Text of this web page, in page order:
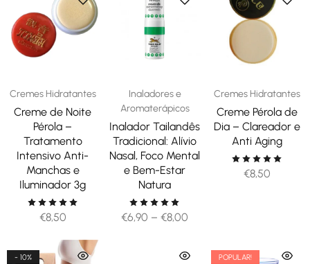
Cremes Hidratantes
Creme de Noite
Pérola –
Tratamento
Intensivo Anti-
Manchas e
Iluminador 3g
€8,50
Inaladores e
Aromaterápicos
Inalador Tailandês
Tradicional: Alívio
Nasal, Foco Mental
e Bem-Estar
Natura
€6,90 – €8,00
Cremes Hidratantes
Creme Pérola de
Dia – Clareador e
Anti Aging
€8,50
- 10%
POPULAR!